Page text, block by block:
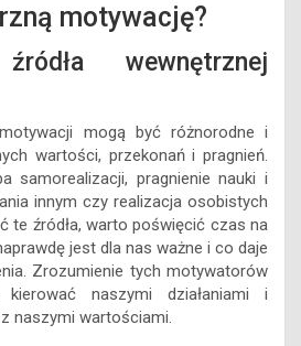
motywację?
wewnętrznej
mogą być różnorodne i
wartości, przekonań i pragnień.
samorealizacji, pragnienie nauki i
innym czy realizacja osobistych
te źródła, warto poświęcić czas na
jest dla nas ważne i co daje
Zrozumienie tych motywatorów
naszymi działaniami i
naszymi wartościami.